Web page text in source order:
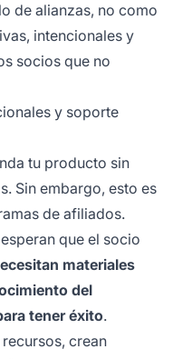
de alianzas, no como
intencionales y
socios que no
y soporte
tu producto sin
Sin embargo, esto es
de afiliados.
que el socio
materiales
del
tener éxito.
crean